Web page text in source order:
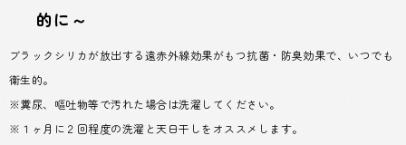
的に～
ブラックシリカが放出する遠赤外線効果がもつ抗菌・防臭効果で、いつでも
衛生的。
※糞尿、嘔吐物等で汚れた場合は洗濯してください。
※１ヶ月に２回程度の洗濯と天日干しをオススメします。